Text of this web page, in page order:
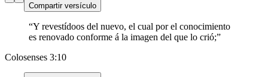
Compartir versículo
“Y revestídoos del nuevo, el cual por el conocimiento
es renovado conforme á la imagen del que lo crió;”
Colosenses 3:10